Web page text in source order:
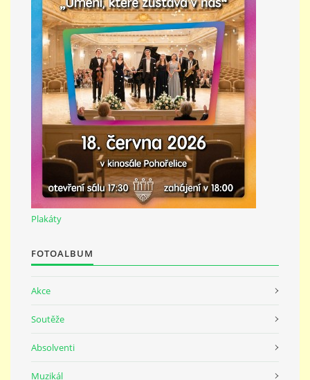
ZUŠ Pohořelice
Školní 462
Pohořelice
691 23
© 2026 eStránky.cz |Tisk|Nahoru ↑
Plakáty
FOTOALBUM
Akce
Soutěže
Absolventi
Muzikál